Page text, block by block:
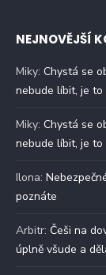
NEJNOVĚJŠÍ
Miky: Chystá se
nebude líbit, je
Miky: Chystá se
nebude líbit, je
Ilona:
poznáte
Arbitr: Češi na
úplně všude a